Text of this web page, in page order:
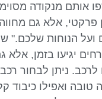
אותם מנקודה
פרקטי, אלא גם
ועל הנוחות שלכם."
לרכב. ניתן לבחור
טובה ואפילו